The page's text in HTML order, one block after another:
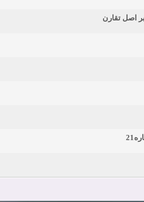
اصل تقارن